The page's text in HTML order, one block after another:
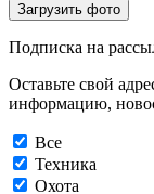
Загрузить фото
Подписка на
Оставьте свой
информацию,
Все
Техника
Охота